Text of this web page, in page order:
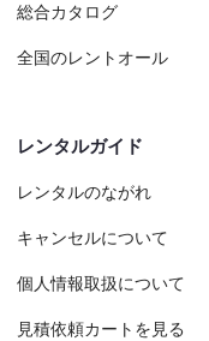
総合カタログ
全国のレントオール
レンタルガイド
レンタルのながれ
キャンセルについて
個人情報取扱について
見積依頼カートを見る